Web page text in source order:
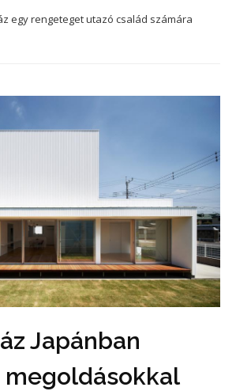
egy rengeteget utazó család számára
Japánban